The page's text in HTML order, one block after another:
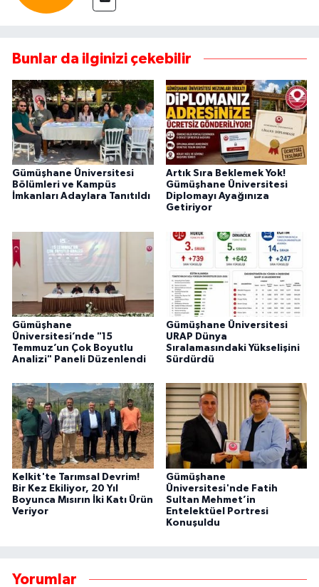
Bunlar da ilginizi çekebilir
Gümüşhane Üniversitesi
Bölümleri ve Kampüs
İmkanları Adaylara Tanıtıldı
Artık Sıra Beklemek Yok!
Gümüşhane Üniversitesi
Diplomayı Ayağınıza
Getiriyor
Gümüşhane
Üniversitesi’nde "15
Temmuz’un Çok Boyutlu
Analizi" Paneli Düzenlendi
Gümüşhane Üniversitesi
URAP Dünya
Sıralamasındaki Yükselişini
Sürdürdü
Kelkit'te Tarımsal Devrim!
Bir Kez Ekiliyor, 20 Yıl
Boyunca Mısırın İki Katı Ürün
Veriyor
Gümüşhane
Üniversitesi'nde Fatih
Sultan Mehmet’in
Entelektüel Portresi
Konuşuldu
Yorumlar